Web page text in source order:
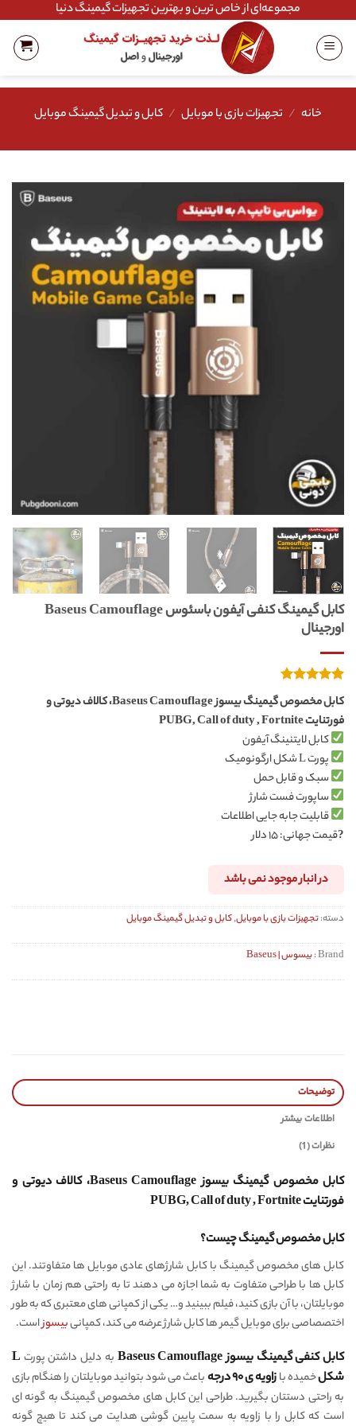
content
مجموعه‌ای از خاص ترین و بهترین تجهیزات گیمینگ دنیا
خانه / تجهیزات بازی با موبایل / کابل و تبدیل گیمینگ موبایل
کابل گیمینگ کنفی آیفون باسئوس Baseus Camouflage
اورجینال
5.00
از 5
در
امتیازدهی
مشتری
کابل مخصوص گیمینگ بیسوز Baseus Camouflage، کالاف دیوتی و
فورتنایت PUBG, Call of duty , Fortnite
کابل لایتنینگ آیفون
پورت L شکل ارگونومیک
سبک و قابل حمل
ساپورت فست شارژ
قابلیت جابه جایی اطلاعات
?قیمت جهانی: ۱۵ دلار
در انبار موجود نمی باشد
دسته:تجهیزات بازی با موبایل,کابل و تبدیل گیمینگ موبایل
Brand : بیسوس | Baseus
توضیحات
اطلاعات بیشتر
نظرات (1)
کابل مخصوص گیمینگ بیسوز Baseus Camouflage، کالاف دیوتی و
فورتنایت PUBG, Call of duty , Fortnite
کابل مخصوص گیمینگ چیست؟
کابل های مخصوص گیمینگ با کابل شارژ‌های عادی موبایل ها متفاوتند. این
کابل ها با طراحی متفاوت به شما اجازه می دهند تا به راحتی هم زمان با شارژ
موبایلتان، با آن بازی کنید، فیلم ببینید و… یکی از کمپانی های معتبری که به طور
اختصصاصی برای موبایل گیمر ها کابل شارژ عرضه می کند، کمپانیبیسوزاست.
کابل کنفی گیمینگ بیسوز Baseus Camouflage به دلیل داشتن پورت L
شکلخمیده بازاویه ی ۹۰ درجه
باعث می شود بتوانید موبایلتان را هنگام بازی
به راحتی دستتان بگیرید. طراحی این کابل های مخصوص گیمینگ به گونه ای
است که کابل را با زاویه به سمت پایین گوشی هدایت می کند تا هیچ گونه